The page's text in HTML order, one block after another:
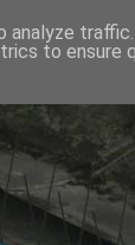
to ensure